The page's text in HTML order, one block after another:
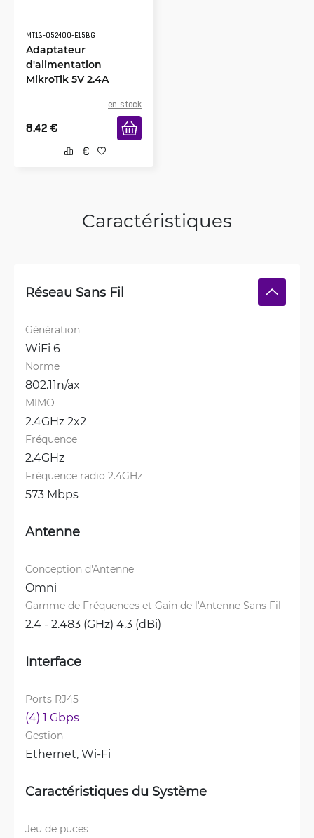
MT13-052400-E15BG
Adaptateur
d'alimentation
MikroTik 5V 2.4A
en stock
8.42 €
Caractéristiques
Réseau Sans Fil
Génération
WiFi 6
Norme
802.11n/ax
MIMO
2.4GHz 2x2
Fréquence
2.4GHz
Fréquence radio 2.4GHz
573 Mbps
Antenne
Conception d'Antenne
Omni
Gamme de Fréquences et Gain de l'Antenne Sans Fil
2.4 - 2.483 (GHz) 4.3 (dBi)
Interface
Ports RJ45
(4) 1 Gbps
Gestion
Ethernet, Wi-Fi
Caractéristiques du Système
Jeu de puces